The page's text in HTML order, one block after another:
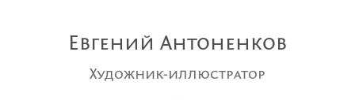
Евгений Антоненков
Художник-иллюстратор